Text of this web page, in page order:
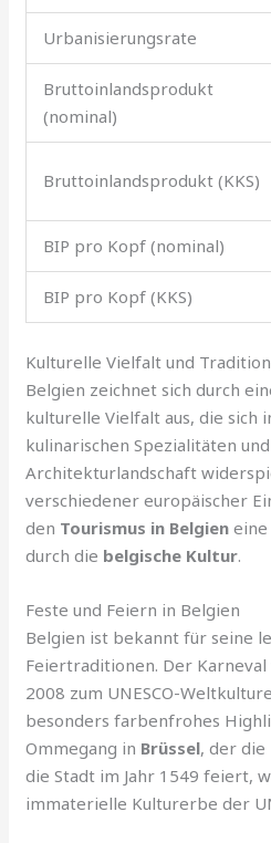
Urbanisierungsrate
Bruttoinlandsprodukt
(nominal)
Bruttoinlandsprodukt (KKS)
BIP pro Kopf (nominal)
BIP pro Kopf (KKS)
Kulturelle Vielfalt und
Belgien zeichnet sich durch
kulturelle Vielfalt aus, die sich
kulinarischen Spezialitäten
Architekturlandschaft
verschiedener europäischer
den Tourismus in Belgien eine
durch die belgische Kultur.
Feste und Feiern in Belgien
Belgien ist bekannt für seine
Feiertraditionen. Der
2008 zum UNESCO-
besonders farbenfrohes
Ommegang in Brüssel, der die
die Stadt im Jahr 1549 feiert,
immaterielle Kulturerbe der